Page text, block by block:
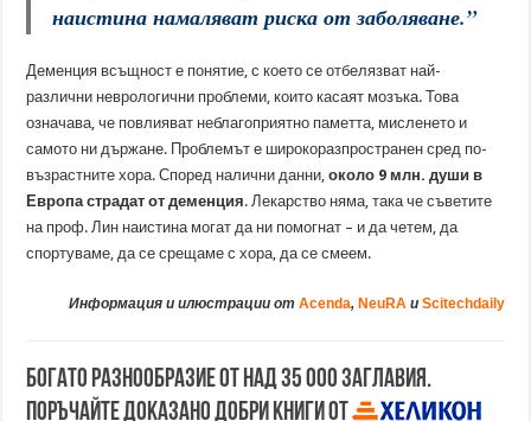
наистина намаляват риска от заболяване.”
Деменция всъщност е понятие, с което се отбелязват най-
различни неврологични проблеми, които касаят мозъка. Това
означава, че повлияват неблагоприятно паметта, мисленето и
самото ни държане. Проблемът е широкоразпространен сред по-
възрастните хора. Според налични данни,около 9 млн. души в
Европа страдат от деменция. Лекарство няма, така че съветите
на проф. Лин наистина могат да ни помогнат – и да четем, да
спортуваме, да се срещаме с хора, да се смеем.
Информация и илюстрации от Acenda, NeuRA и Scitechdaily
Богато разнообразие от над 35 000 заглавия.
Поръчайте доказано добри книги от